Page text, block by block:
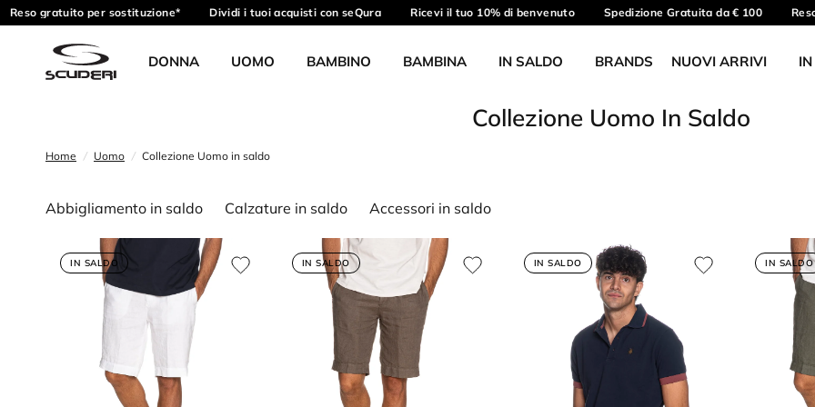
gratuito per sostituzione* Dividi i tuoi acquisti con seQura Ricevi il tuo 10% di benvenuto Spedizione Gratuita da € 100 Reso
DONNA UOMO BAMBINO BAMBINA IN SALDO BRANDS NUOVI ARRIVI
Collezione Uomo In Saldo
Home / Uomo / Collezione Uomo in saldo
Abbigliamento in saldo Calzature in saldo Accessori in saldo
IN SALDO IN SALDO IN SALDO IN SALDO